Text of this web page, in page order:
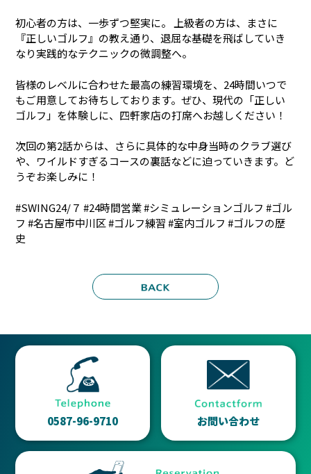
初心者の方は、一歩ずつ堅実に。 上級者の方は、まさに
『正しいゴルフ』の教え通り、退屈な基礎を飛ばしていき
なり実践的なテクニックの微調整へ。
皆様のレベルに合わせた最高の練習環境を、24時間いつで
もご用意してお待ちしております。ぜひ、現代の「正しい
ゴルフ」を体験しに、四軒家店の打席へお越しください！
次回の第2話からは、さらに具体的な中身――当時のクラブ選び
や、ワイルドすぎるコースの裏話などに迫っていきます。ど
うぞお楽しみに！
#SWING24/７ #24時間営業 #シミュレーションゴルフ #ゴル
フ #名古屋市中川区 #ゴルフ練習 #室内ゴルフ #ゴルフの歴
史
0587-96-9710 お問い合わせ